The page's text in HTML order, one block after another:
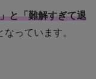
と「難解すぎて退
っています。